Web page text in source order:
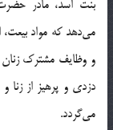
می‌دهد که مواد بیعت،
و وظایف مشترک
دزدی و پرهیز از
می‌گردد.